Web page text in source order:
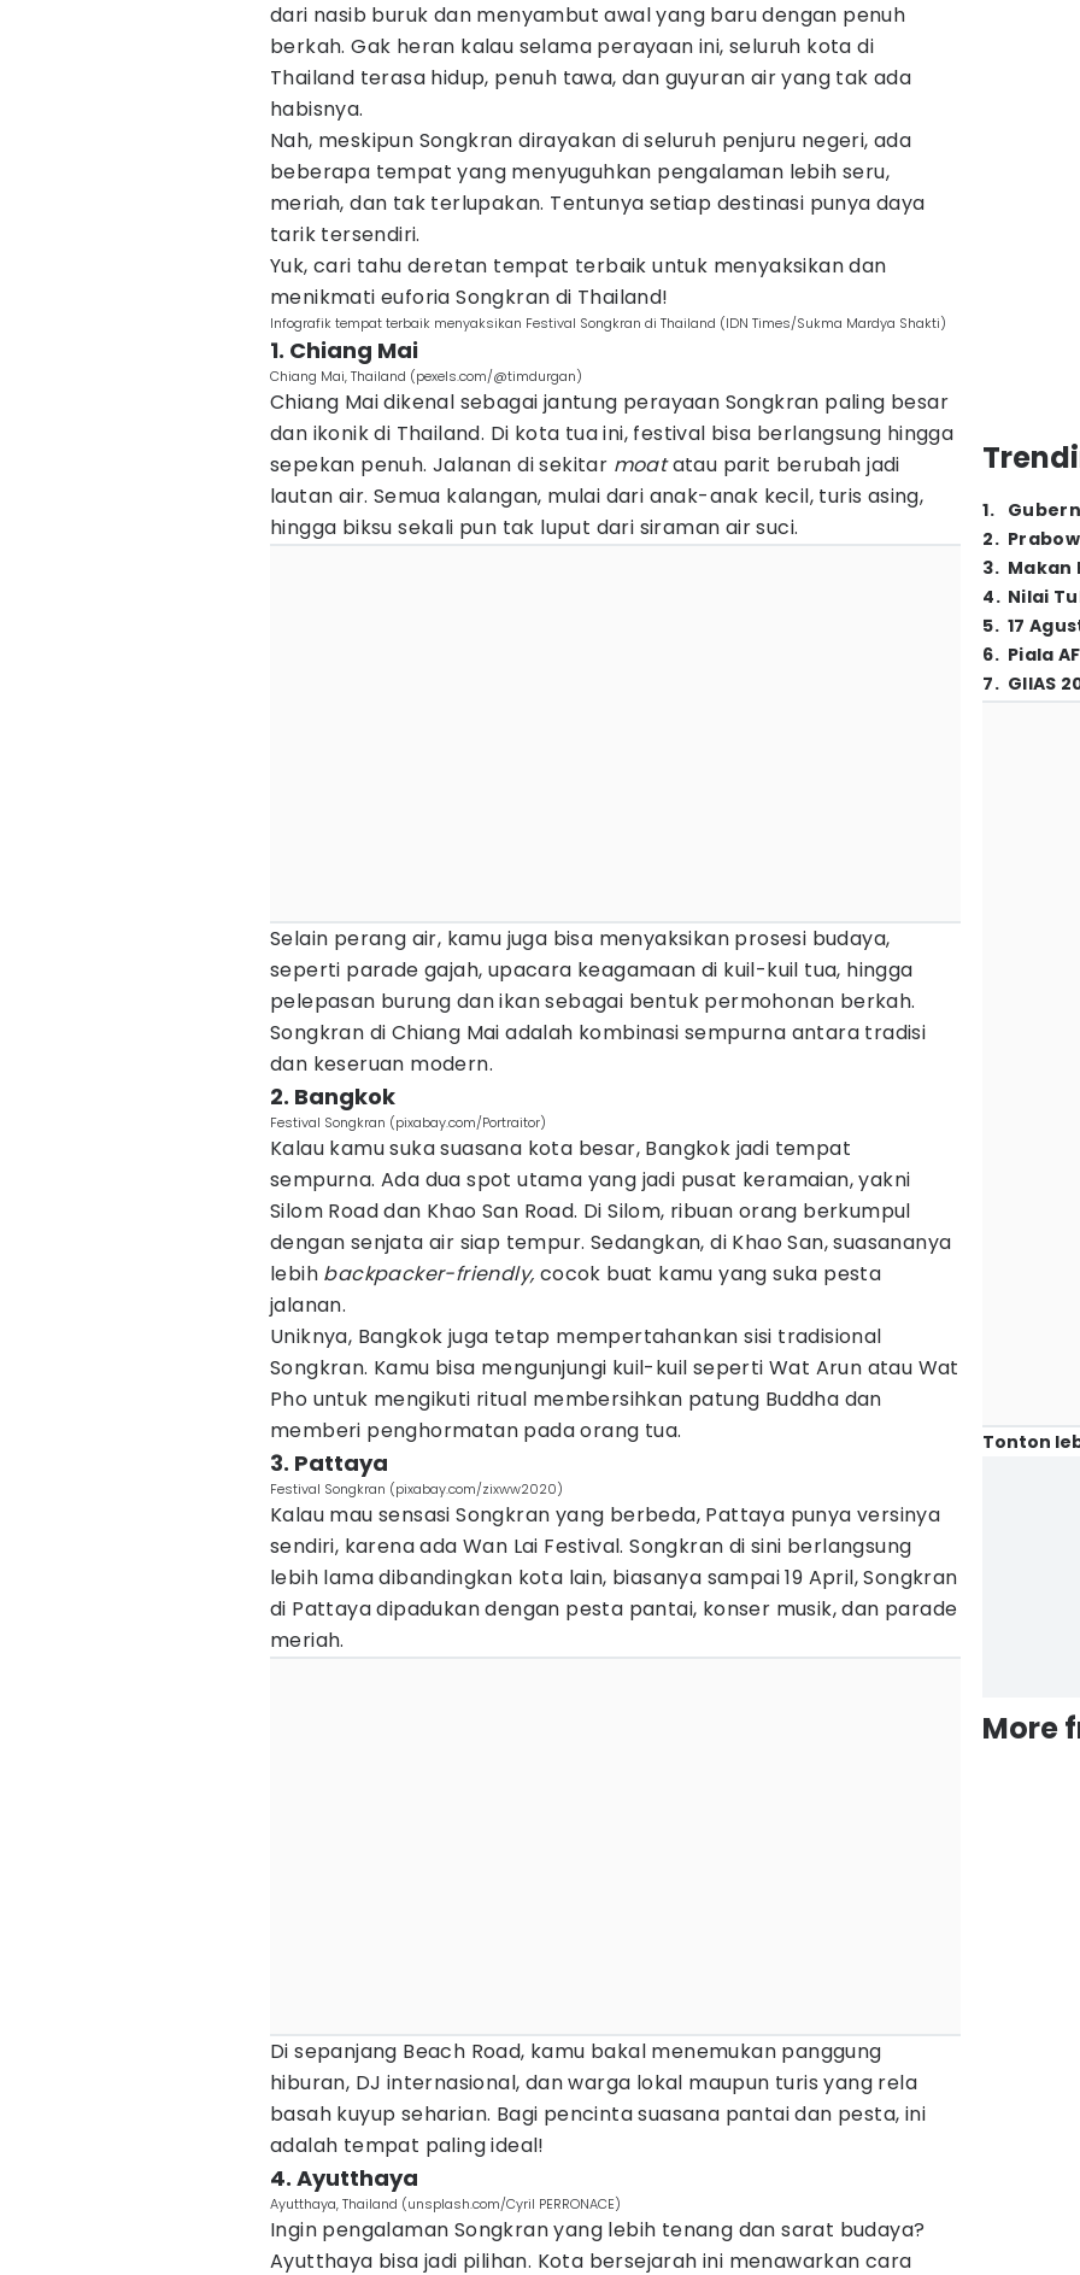
dari nasib buruk dan menyambut awal yang baru dengan penuh
berkah. Gak heran kalau selama perayaan ini, seluruh kota di
Thailand terasa hidup, penuh tawa, dan guyuran air yang tak ada
habisnya.
Nah, meskipun Songkran dirayakan di seluruh penjuru negeri, ada
beberapa tempat yang menyuguhkan pengalaman lebih seru,
meriah, dan tak terlupakan. Tentunya setiap destinasi punya daya
tarik tersendiri.
Yuk, cari tahu deretan tempat terbaik untuk menyaksikan dan
menikmati euforia Songkran di Thailand!
Infografik tempat terbaik menyaksikan Festival Songkran di Thailand (IDN Times/Sukma Mardya Shakti)
1. Chiang Mai
Chiang Mai, Thailand (pexels.com/@timdurgan)
Chiang Mai dikenal sebagai jantung perayaan Songkran paling besar
dan ikonik di Thailand. Di kota tua ini, festival bisa berlangsung hingga
sepekan penuh. Jalanan di sekitar moatatau parit berubah jadi
lautan air. Semua kalangan, mulai dari anak-anak kecil, turis asing,
hingga biksu sekali pun tak luput dari siraman air suci.
Selain perang air, kamu juga bisa menyaksikan prosesi budaya,
seperti parade gajah, upacara keagamaan di kuil-kuil tua, hingga
pelepasan burung dan ikan sebagai bentuk permohonan berkah.
Songkran di Chiang Mai adalah kombinasi sempurna antara tradisi
dan keseruan modern.
2. Bangkok
Festival Songkran (pixabay.com/Portraitor)
Kalau kamu suka suasana kota besar, Bangkok jadi tempat
sempurna. Ada dua spot utama yang jadi pusat keramaian, yakni
Silom Road dan Khao San Road. Di Silom, ribuan orang berkumpul
dengan senjata air siap tempur. Sedangkan, di Khao San, suasananya
lebih backpacker-friendly, cocok buat kamu yang suka pesta
jalanan.
Uniknya, Bangkok juga tetap mempertahankan sisi tradisional
Songkran. Kamu bisa mengunjungi kuil-kuil seperti Wat Arun atau Wat
Pho untuk mengikuti ritual membersihkan patung Buddha dan
memberi penghormatan pada orang tua.
3. Pattaya
Festival Songkran (pixabay.com/zixww2020)
Kalau mau sensasi Songkran yang berbeda, Pattaya punya versinya
sendiri, karena ada Wan Lai Festival. Songkran di sini berlangsung
lebih lama dibandingkan kota lain, biasanya sampai 19 April, Songkran
di Pattaya dipadukan dengan pesta pantai, konser musik, dan parade
meriah.
Di sepanjang Beach Road, kamu bakal menemukan panggung
hiburan, DJ internasional, dan warga lokal maupun turis yang rela
basah kuyup seharian. Bagi pencinta suasana pantai dan pesta, ini
adalah tempat paling ideal!
4. Ayutthaya
Ayutthaya, Thailand (unsplash.com/Cyril PERRONACE)
Ingin pengalaman Songkran yang lebih tenang dan sarat budaya?
Ayutthaya bisa jadi pilihan. Kota bersejarah ini menawarkan cara
1.
2.
3. Makan
4. Nilai
5. 17
6. Piala
7. GIIAS
Tonton
More